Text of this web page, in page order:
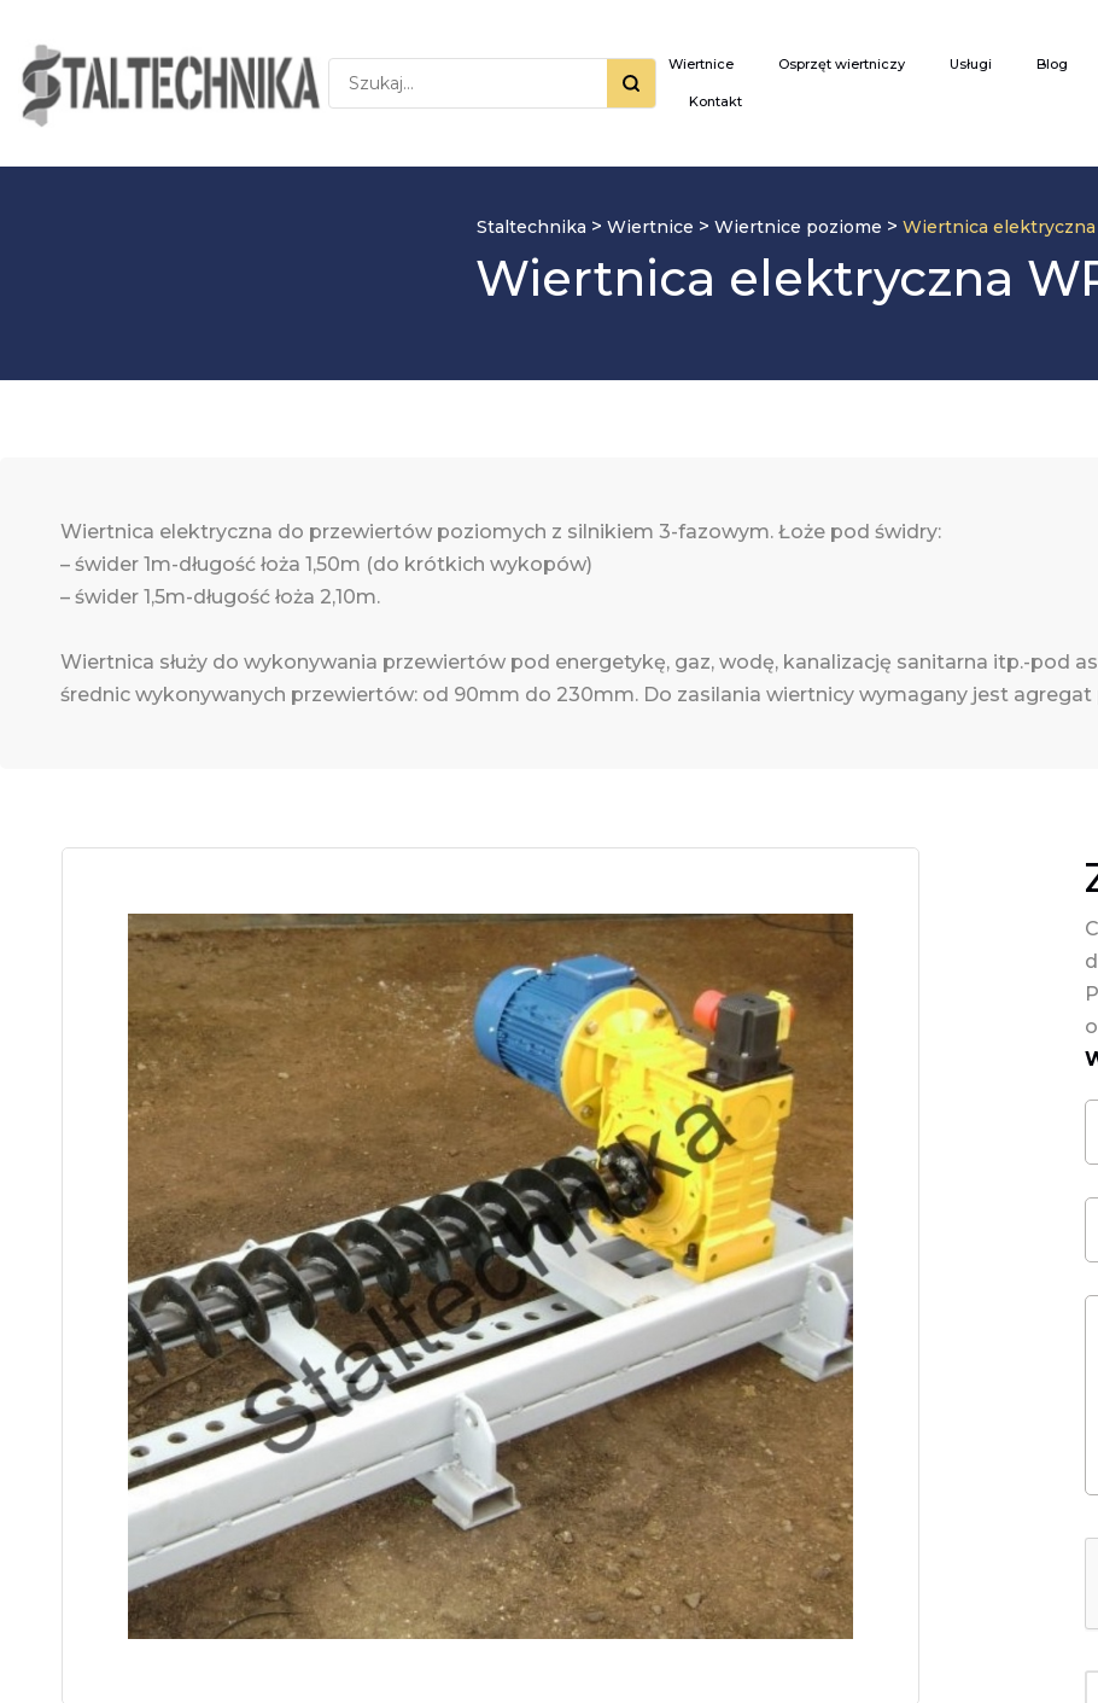
Wiertnice Osprzęt wiertniczy Usługi Blog
Kontakt
Staltechnika > Wiertnice > Wiertnice poziome > Wiertnica elektryczna
Wiertnica elektryczna
Wiertnica elektryczna do przewiertów poziomych z silnikiem 3-fazowym. Łoże pod świdry:
– świder 1m-długość łoża 1,50m (do krótkich wykopów)
– świder 1,5m-długość łoża 2,10m.
Wiertnica służy do wykonywania przewiertów pod energetykę, gaz, wodę, kanalizację sanitarna itp.-pod
średnic wykonywanych przewiertów: od 90mm do 230mm. Do zasilania wiertnicy wymagany jest